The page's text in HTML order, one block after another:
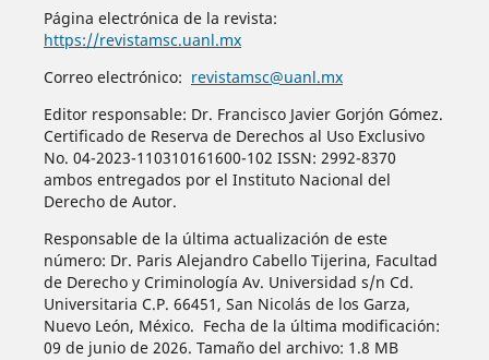
Página electrónica de la revista:
https://revistamsc.uanl.mx
Correo electrónico: revistamsc@uanl.mx
Editor responsable: Dr. Francisco Javier Gorjón Gómez.
Certificado de Reserva de Derechos al Uso Exclusivo
No. 04-2023-110310161600-102 ISSN: 2992-8370
ambos entregados por el Instituto Nacional del
Derecho de Autor.
Responsable de la última actualización de este
número: Dr. Paris Alejandro Cabello Tijerina, Facultad
de Derecho y Criminología Av. Universidad s/n Cd.
Universitaria C.P. 66451, San Nicolás de los Garza,
Nuevo León, México. Fecha de la última modificación:
09 de junio de 2026. Tamaño del archivo: 1.8 MB